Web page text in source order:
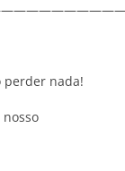
perder nada!